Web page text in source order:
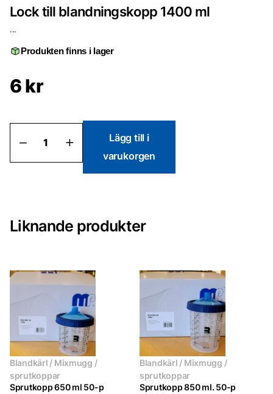
Lock till blandningskopp 1400 ml
...
Produkten finns i lager
6kr
Lock
blandningskopp
Lägg till i
varukorgen
Liknande produkter
Blandkärl / Mixmugg /
sprutkoppar
Sprutkopp 650 ml 50-p
Blandkärl / Mixmugg /
sprutkoppar
Sprutkopp 850 ml. 50-p